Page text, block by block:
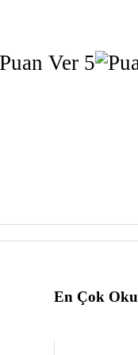
En Çok